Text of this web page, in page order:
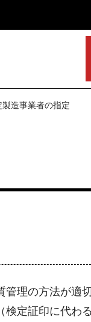
製造事業者の指定
理の方法が
定証印に代わ